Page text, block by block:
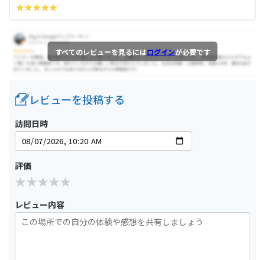
すべてのレビューを見るにはログインが必要です
レビューを投稿する
訪問日時
評価
レビュー内容